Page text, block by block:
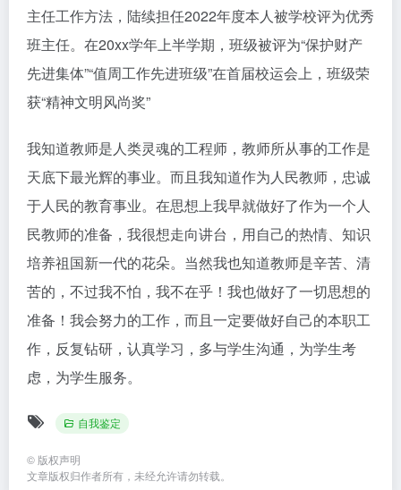
主任工作方法，陆续担任2022年度本人被学校评为优秀
班主任。在20xx学年上半学期，班级被评为“保护财产
先进集体”“值周工作先进班级”在首届校运会上，班级荣
获“精神文明风尚奖”
我知道教师是人类灵魂的工程师，教师所从事的工作是
天底下最光辉的事业。而且我知道作为人民教师，忠诚
于人民的教育事业。在思想上我早就做好了作为一个人
民教师的准备，我很想走向讲台，用自己的热情、知识
培养祖国新一代的花朵。当然我也知道教师是辛苦、清
苦的，不过我不怕，我不在乎！我也做好了一切思想的
准备！我会努力的工作，而且一定要做好自己的本职工
作，反复钻研，认真学习，多与学生沟通，为学生考
虑，为学生服务。
自我鉴定
© 版权声明
文章版权归作者所有，未经允许请勿转载。